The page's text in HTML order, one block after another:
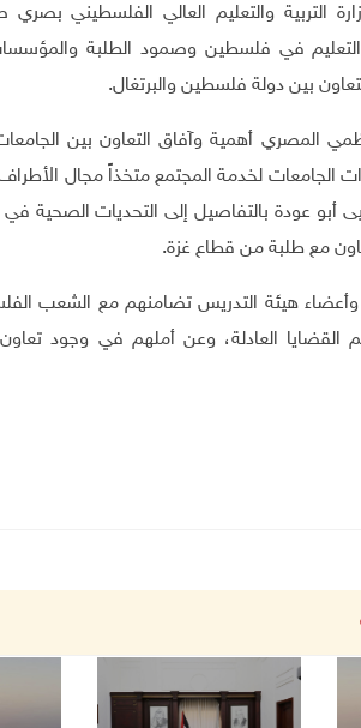
التربية والتعليم العالي الفلسطيني
التعليم في فلسطين وصمود الطلبة
بين دولة فلسطين والبرتغال.
المصري أهمية وآفاق التعاون بين
الجامعات لخدمة المجتمع متخذاً مجال
أبو عودة بالتفاصيل إلى التحديات الصحية
مع طلبة من قطاع غزة.
وأعضاء هيئة التدريس تضامنهم مع الشعب
القضايا العادلة، وعن أملهم في وجود